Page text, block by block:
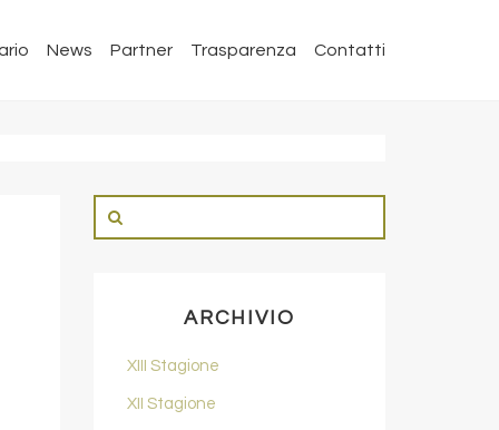
News Partner Trasparenza Contatti
ARCHIVIO
XIII Stagione
XII Stagione